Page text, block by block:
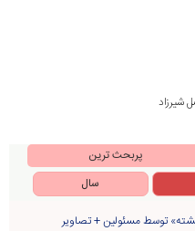
شیرزاد
پربحث ترین
سال
توسط مسئولین + تصاویر